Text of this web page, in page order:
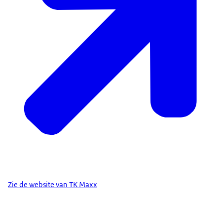
Zie de website van TK Maxx